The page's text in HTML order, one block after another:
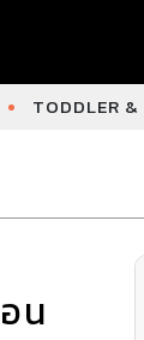
TODDLER &
น